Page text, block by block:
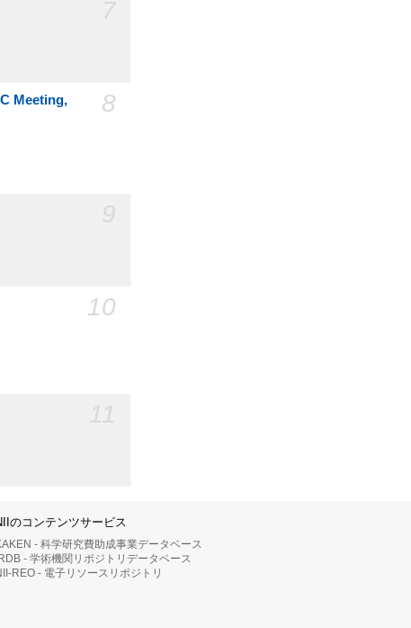
8
Meeting,
10
のコンテンツサービス
- 科学研究費助成事業データベース
IRDB - 学術機関リポジトリデータベース
REO - 電子リソースリポジトリ